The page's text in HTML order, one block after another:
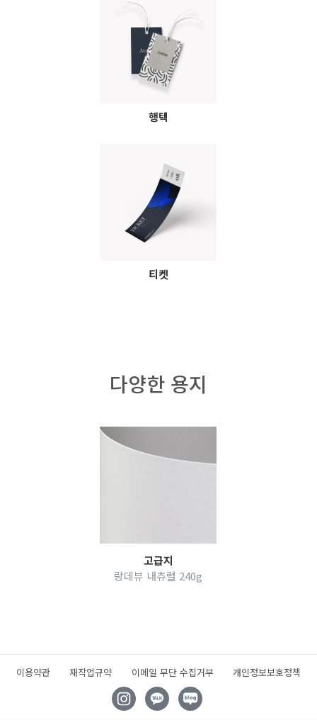
행텍
티켓
다양한 용지
고급지
랑데뷰 내츄럴 240g
이용약관 재작업규약 이메일 무단 수집거부 개인정보보호정책